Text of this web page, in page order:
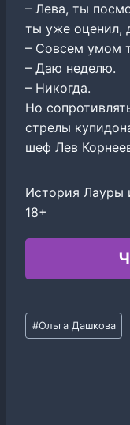
– Лева, ты
ты уже оценил,
– Совсем умом
– Даю неделю.
– Никогда.
Но
стрелы
шеф Лев
История Лауры
18+
Метки
записи:
#Ольга Дашкова